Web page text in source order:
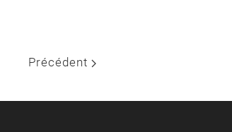
Précédent